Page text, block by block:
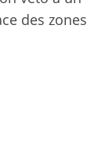
des zones